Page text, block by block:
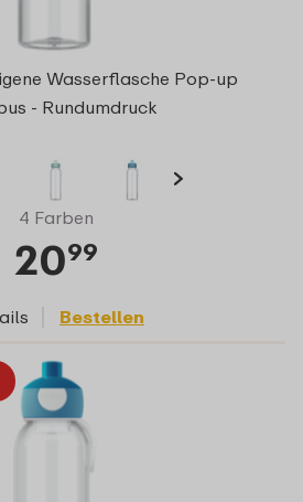
Wasserflasche Pop-up
- Rundumdruck
4 Farben
2099
Bestellen